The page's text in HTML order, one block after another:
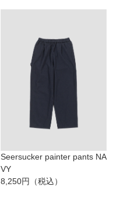
Seersucker painter pants NA
VY
8,250円（税込）